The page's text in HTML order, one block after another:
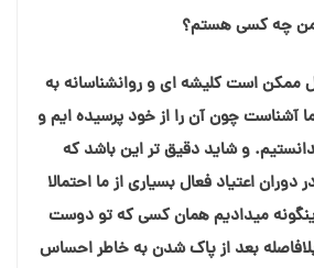
چه کسی هستم؟
ممکن است کلیشه ای و روانشناسانه به
آشناست چون آن را از خود پرسیده ایم و
و شاید دقیق تر این باشد که
دوران اعتیاد فعال بسیاری از ما احتمالا
میدادیم همان کسی که تو دوست
بعد از پاک شدن به خاطر احساس